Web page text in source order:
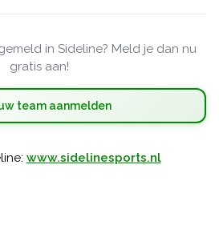
in Sideline? Meld je dan nu
gratis aan!
team aanmelden
www.sidelinesports.nl